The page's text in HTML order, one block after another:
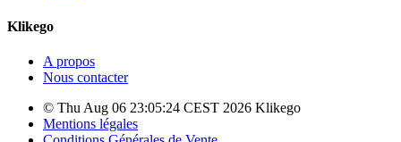
Klikego
A propos
Nous contacter
© Thu Aug 06 23:05:24 CEST 2026 Klikego
Mentions légales